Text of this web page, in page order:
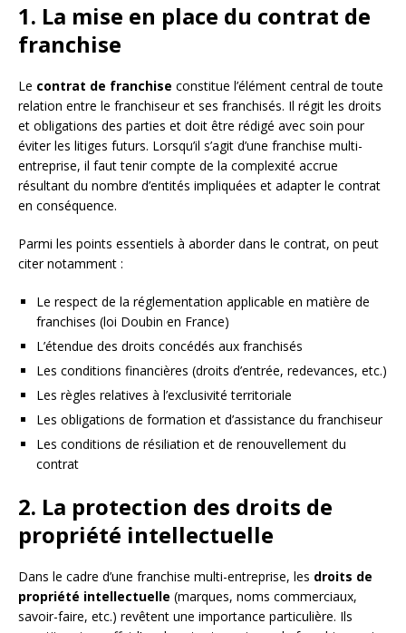
1. La mise en place du contrat de
franchise
Le contrat de franchise constitue l’élément central de toute
relation entre le franchiseur et ses franchisés. Il régit les droits
et obligations des parties et doit être rédigé avec soin pour
éviter les litiges futurs. Lorsqu’il s’agit d’une franchise multi-
entreprise, il faut tenir compte de la complexité accrue
résultant du nombre d’entités impliquées et adapter le contrat
en conséquence.
Parmi les points essentiels à aborder dans le contrat, on peut
citer notamment :
Le respect de la réglementation applicable en matière de
franchises (loi Doubin en France)
L’étendue des droits concédés aux franchisés
Les conditions financières (droits d’entrée, redevances, etc.)
Les règles relatives à l’exclusivité territoriale
Les obligations de formation et d’assistance du franchiseur
Les conditions de résiliation et de renouvellement du
contrat
2. La protection des droits de
propriété intellectuelle
Dans le cadre d’une franchise multi-entreprise, les droits de
propriété intellectuelle (marques, noms commerciaux,
savoir-faire, etc.) revêtent une importance particulière. Ils